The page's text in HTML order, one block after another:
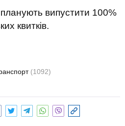
випустити 100%
квитків.
(1092)